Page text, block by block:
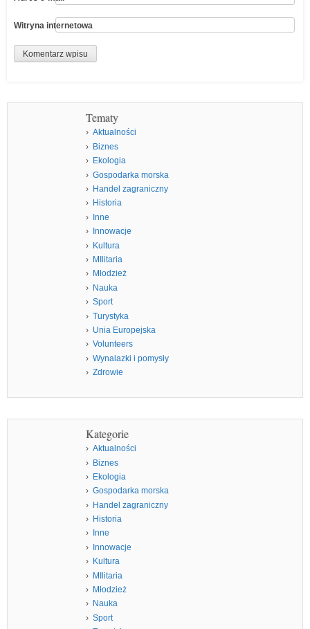
Witryna internetowa
Tematy
Aktualności
Biznes
Ekologia
Gospodarka morska
Handel zagraniczny
Historia
Inne
Innowacje
Kultura
MIlitaria
Młodzież
Nauka
Sport
Turystyka
Unia Europejska
Volunteers
Wynalazki i pomysły
Zdrowie
Kategorie
Aktualności
Biznes
Ekologia
Gospodarka morska
Handel zagraniczny
Historia
Inne
Innowacje
Kultura
MIlitaria
Młodzież
Nauka
Sport